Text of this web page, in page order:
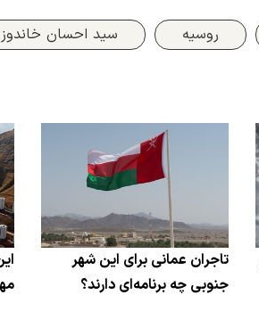
روسیه سید احسان
تاجران عمانی برای این شهر
جنوبی چه برنامه‌ای دارند؟